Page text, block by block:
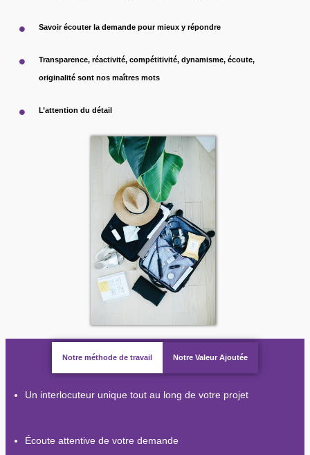
Savoir écouter la demande pour mieux y répondre
Transparence, réactivité, compétitivité, dynamisme, écoute,
originalité sont nos maîtres mots
L’attention du détail
Notre méthode de travail Notre Valeur Ajoutée
Un interlocuteur unique tout au long de votre projet
Écoute attentive de votre demande